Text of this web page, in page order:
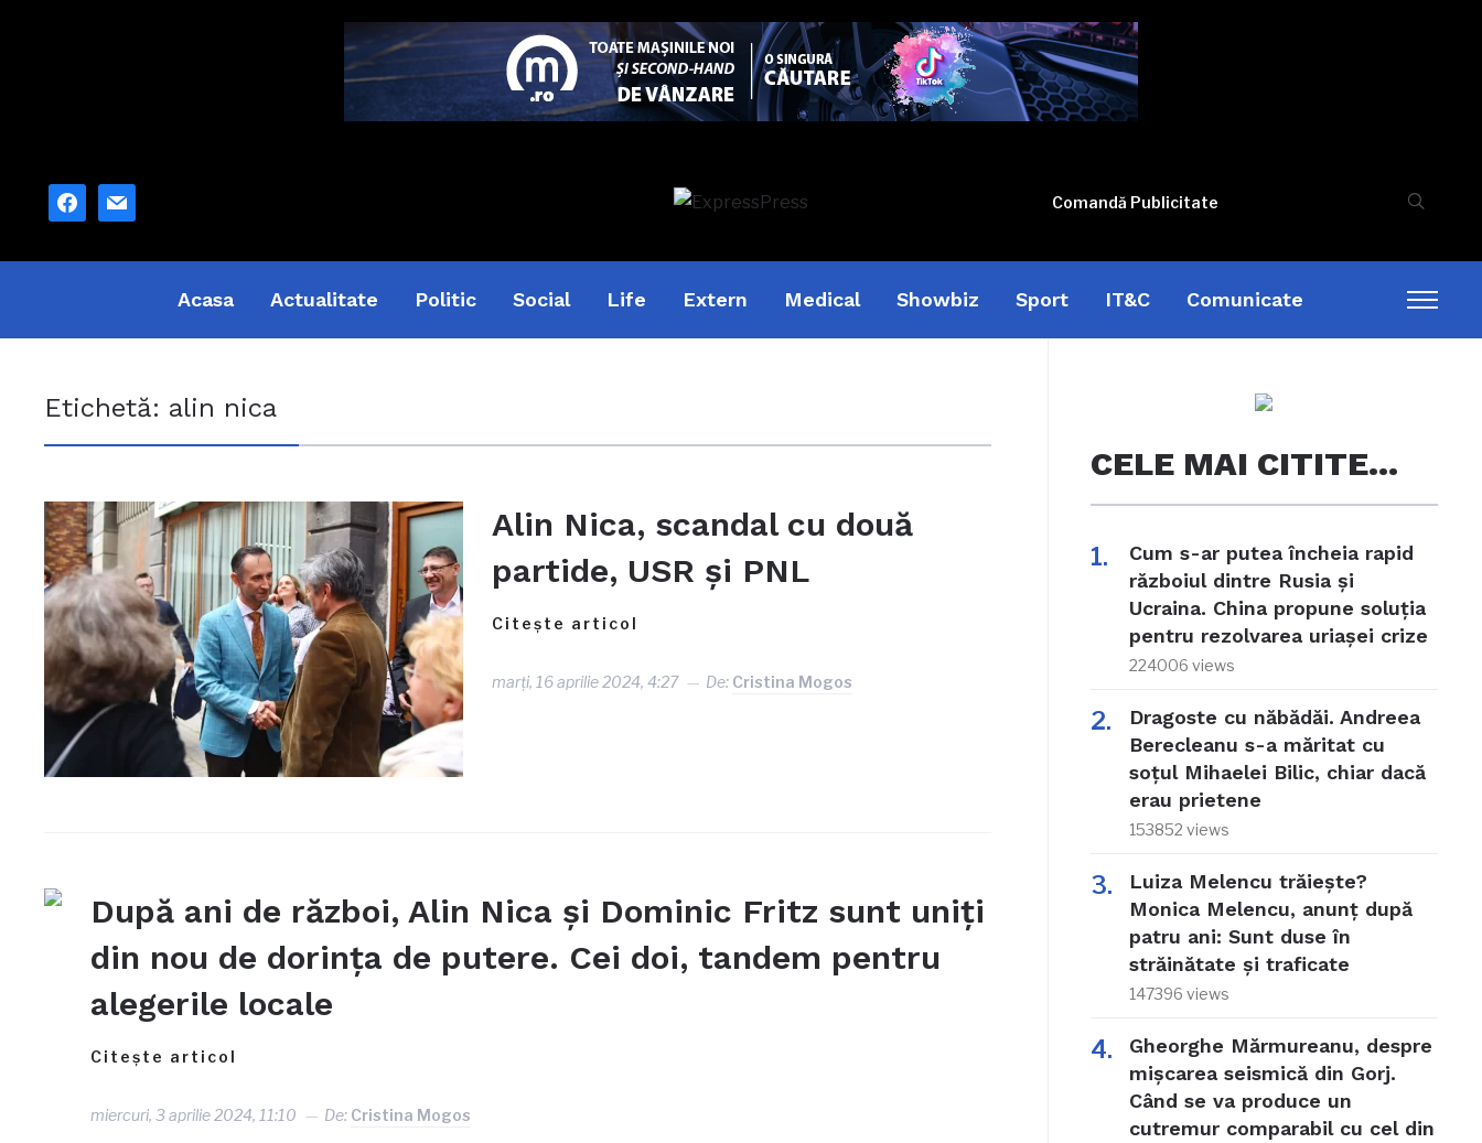
facebook
mail Comandă Publicitate
Acasa Actualitate Politic Social Life Extern Medical Showbiz Sport IT&C Comunicate
Etichetă: alin nica
Alin Nica, scandal cu două
partide, USR și PNL
Citește articol
marți, 16 aprilie 2024, 4:27 De: Cristina Mogos
După ani de război, Alin Nica și Dominic Fritz sunt uniți
din nou de dorința de putere. Cei doi, tandem pentru
alegerile locale
Citește articol
miercuri, 3 aprilie 2024, 11:10 De: Cristina Mogos
CELE MAI CITITE…
Cum s-ar putea încheia rapid
războiul dintre Rusia și
Ucraina. China propune soluția
pentru rezolvarea uriașei crize
224006 views
Dragoste cu năbădăi. Andreea
Berecleanu s-a măritat cu
soțul Mihaelei Bilic, chiar dacă
erau prietene
153852 views
Luiza Melencu trăiește?
Monica Melencu, anunț după
patru ani: Sunt duse în
străinătate și traficate
147396 views
Gheorghe Mărmureanu, despre
mișcarea seismică din Gorj.
Când se va produce un
cutremur comparabil cu cel din